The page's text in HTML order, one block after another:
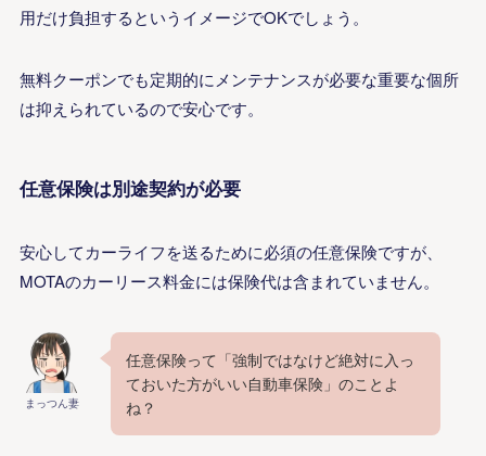
用だけ負担するというイメージでOKでしょう。
無料クーポンでも定期的にメンテナンスが必要な重要な個所
は抑えられているので安心です。
任意保険は別途契約が必要
安心してカーライフを送るために必須の任意保険ですが、
MOTAのカーリース料金には保険代は含まれていません。
まっつん妻
任意保険って「強制ではなけど絶対に入っ
ておいた方がいい自動車保険」のことよ
ね？